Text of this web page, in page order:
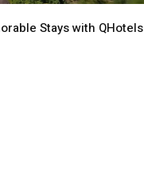
Stays with QHotels